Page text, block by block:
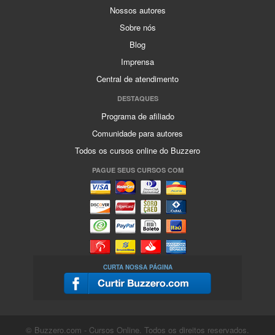
Nossos autores
Sobre nós
Blog
Imprensa
Central de atendimento
DESTAQUES
Programa de afiliado
Comunidade para autores
Todos os cursos online do Buzzero
PAGUE SEUS CURSOS COM
CURTA NOSSA PÁGINA
© Buzzero.com - Cursos Online. Todos os direitos reservados.